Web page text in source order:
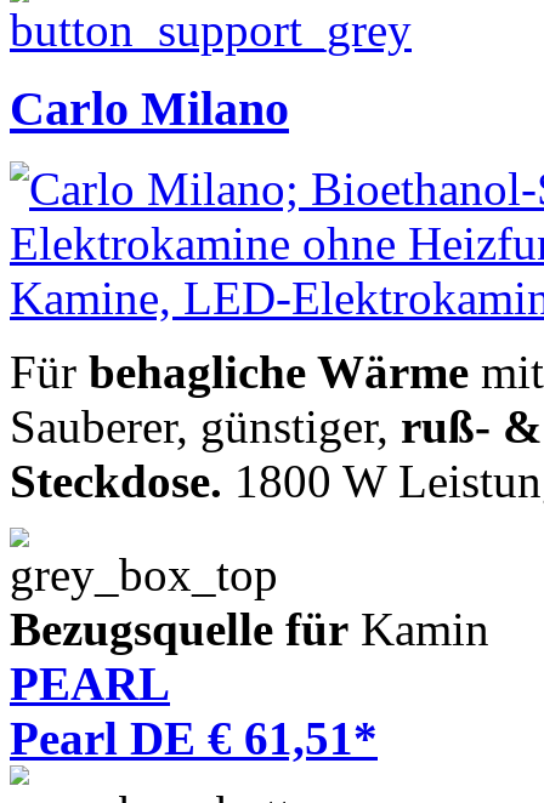
Carlo Milano
Für behagliche Wärme
Sauberer, günstiger, ruß-
Steckdose. 1800 W
Bezugsquelle für Kamin
PEARL
Pearl DE € 61,51*